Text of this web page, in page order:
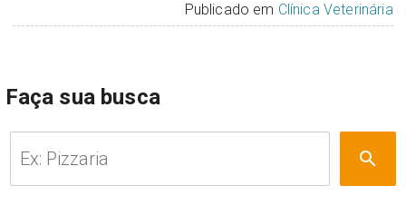
Publicado em Clínica Veterinária
Faça sua busca
por:
search